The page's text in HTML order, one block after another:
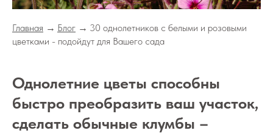
Главная → Блог → 30 однолетников с белыми и розовыми
цветками - подойдут для Вашего сада
Однолетние цветы способны
быстро преобразить ваш участок,
сделать обычные клумбы –